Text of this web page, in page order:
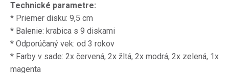
Technické parametre:
* Priemer disku: 9,5 cm
* Balenie: krabica s 9 diskami
* Odporúčaný vek: od 3 rokov
* Farby v sade: 2x červená, 2x žltá, 2x modrá, 2x zelená, 1x
magenta